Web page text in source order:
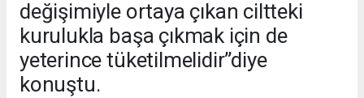
değişimiyle ortaya çıkan ciltteki
kurulukla başa çıkmak için de
yeterince tüketilmelidir”diye
konuştu.